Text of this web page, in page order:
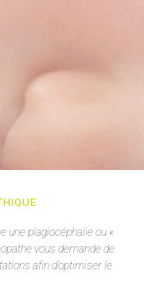
une plagiocéphalie ou «
vous demande de
afin d’optimiser le